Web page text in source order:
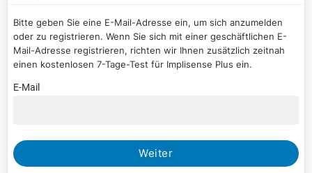
Bitte geben Sie eine E-Mail-Adresse ein, um sich anzumelden
oder zu registrieren. Wenn Sie sich mit einer geschäftlichen E-
Mail-Adresse registrieren, richten wir Ihnen zusätzlich zeitnah
einen kostenlosen 7-Tage-Test für Implisense Plus ein.
E-Mail
Weiter